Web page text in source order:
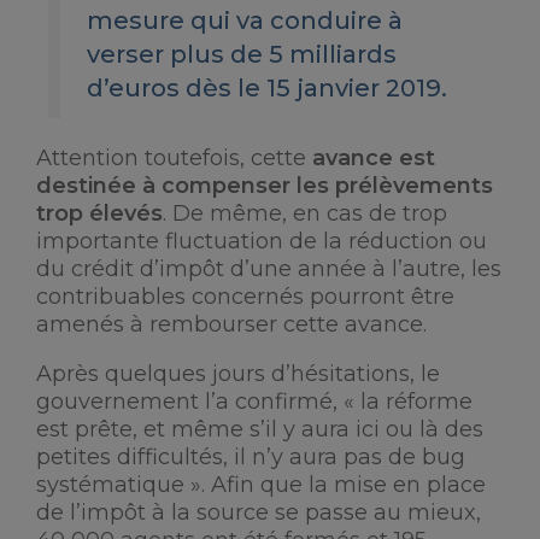
mesure qui va conduire à
verser plus de 5 milliards
d’euros dès le 15 janvier 2019.
Attention toutefois, cette avance est
destinée à compenser les prélèvements
trop élevés. De même, en cas de trop
importante fluctuation de la réduction ou
du crédit d’impôt d’une année à l’autre, les
contribuables concernés pourront être
amenés à rembourser cette avance.
Après quelques jours d’hésitations, le
gouvernement l’a confirmé, « la réforme
est prête, et même s’il y aura ici ou là des
petites difficultés, il n’y aura pas de bug
systématique ». Afin que la mise en place
de l’impôt à la source se passe au mieux,